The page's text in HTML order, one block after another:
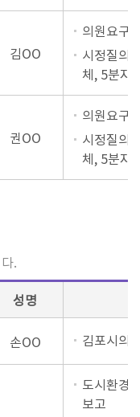
김OO
의원요구
시정질의,
체, 5분자
권OO
의원요구
시정질의,
체, 5분자
.
성명
손OO 김포시의
도시환경
보고